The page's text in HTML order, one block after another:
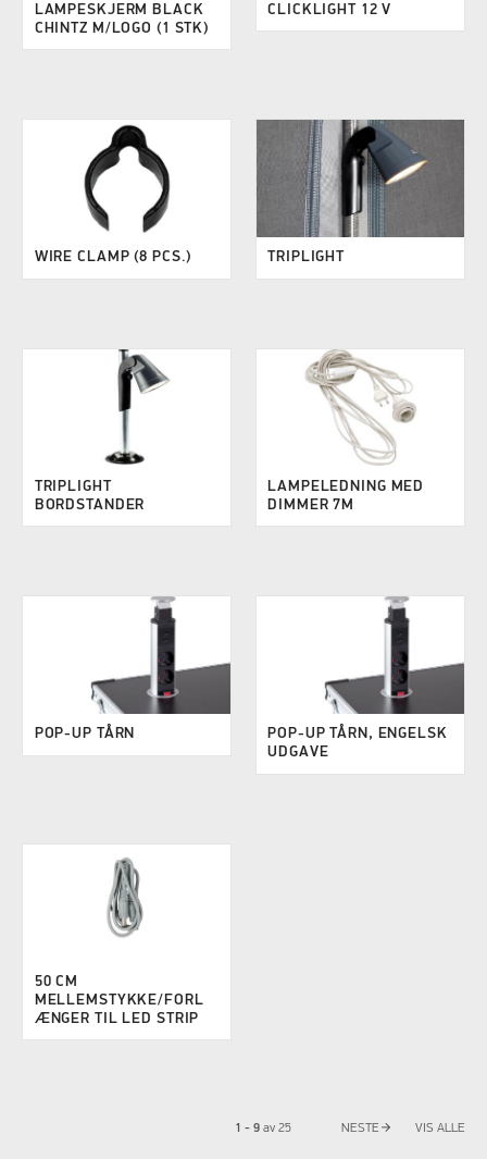
LAMPESKJERM BLACK
CHINTZ M/LOGO (1 STK)
CLICKLIGHT 12 V
WIRE CLAMP (8 PCS.) TRIPLIGHT
TRIPLIGHT
BORDSTANDER
LAMPELEDNING MED
DIMMER 7M
POP-UP TÅRN
POP-UP TÅRN, ENGELSK
UDGAVE
50 CM
MELLEMSTYKKE/FORL
ÆNGER TIL LED STRIP
1 - 9 av25 NESTE arrow_forward VIS ALLE